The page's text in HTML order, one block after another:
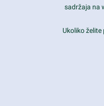
Ark offers
Why our
sadržaja na
Ukoliko